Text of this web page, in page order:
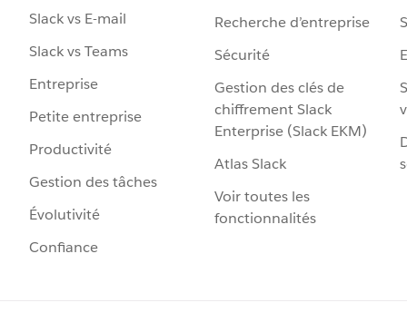
Slack vs E-mail
Slack vs Teams
Entreprise
Petite entreprise
Productivité
Gestion des tâches
Évolutivité
Confiance
Recherche d’entreprise
Sécurité
Gestion des clés de
chiffrement Slack
Enterprise (Slack EKM)
Atlas Slack
Voir toutes les
fonctionnalités